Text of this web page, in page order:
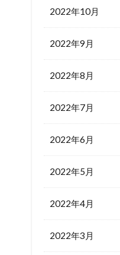
2022年10月
2022年9月
2022年8月
2022年7月
2022年6月
2022年5月
2022年4月
2022年3月